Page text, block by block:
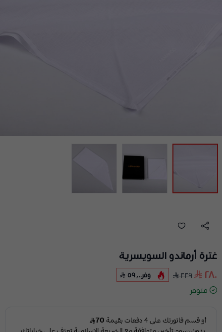
غترة أرماندو السويسرية
٢٨٠
٣٣٩ وفر ٥٩٫٠٠
متوفر